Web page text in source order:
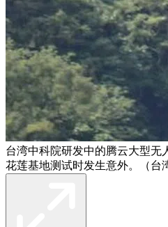
台湾中科院研发中的腾云大型无
花莲基地测试时发生意外。（台